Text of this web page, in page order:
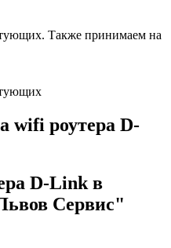
Также принимаем на
wifi роутера D-
D-Link в
Сервис"